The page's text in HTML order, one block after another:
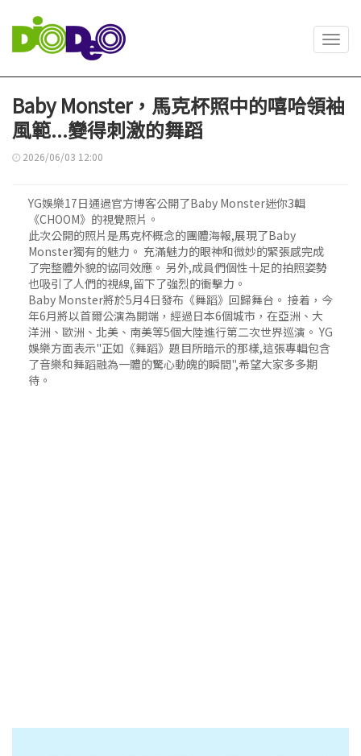
Baby Monster，馬克杯照中的嘻哈領袖
風範...變得刺激的舞蹈
2026/06/03 12:00
YG娛樂17日通過官方博客公開了Baby Monster迷你3輯
《CHOOM》的視覺照片。
此次公開的照片是馬克杯概念的團體海報,展現了Baby
Monster獨有的魅力。 充滿魅力的眼神和微妙的緊張感完成
了完整體外貌的協同效應。 另外,成員們個性十足的拍照姿勢
也吸引了人們的視線,留下了強烈的衝擊力。
Baby Monster將於5月4日發布《舞蹈》回歸舞台。 接着，今
年6月將以首爾公演為開端，經過日本6個城市，在亞洲、大
洋洲、歐洲、北美、南美等5個大陸進行第二次世界巡演。 YG
娛樂方面表示"正如《舞蹈》題目所暗示的那樣,這張專輯包含
了音樂和舞蹈融為一體的驚心動魄的瞬間",希望大家多多期
待。